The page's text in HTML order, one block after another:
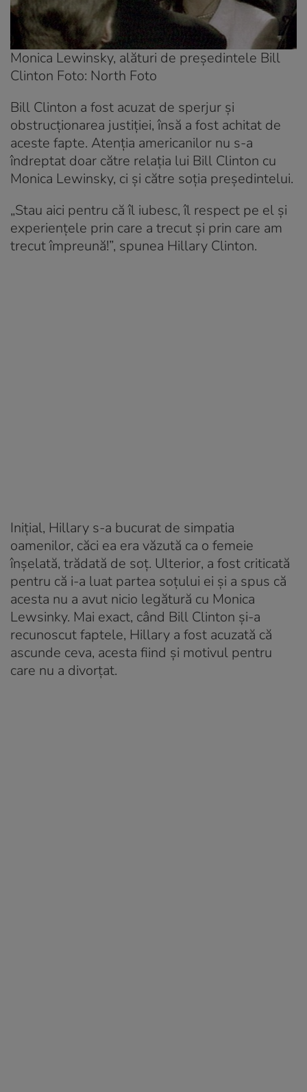
Monica Lewinsky, alături de președintele Bill
Clinton Foto: North Foto
Bill Clinton a fost acuzat de sperjur și
obstrucționarea justiției, însă a fost achitat de
aceste fapte. Atenția americanilor nu s-a
îndreptat doar către relația lui Bill Clinton cu
Monica Lewinsky, ci și către soția președintelui.
„Stau aici pentru că îl iubesc, îl respect pe el şi
experienţele prin care a trecut şi prin care am
trecut împreună!”, spunea Hillary Clinton.
Inițial, Hillary s-a bucurat de simpatia
oamenilor, căci ea era văzută ca o femeie
înșelată, trădată de soț. Ulterior, a fost criticată
pentru că i-a luat partea soțului ei și a spus că
acesta nu a avut nicio legătură cu Monica
Lewsinky. Mai exact, când Bill Clinton și-a
recunoscut faptele, Hillary a fost acuzată că
ascunde ceva, acesta fiind și motivul pentru
care nu a divorțat.